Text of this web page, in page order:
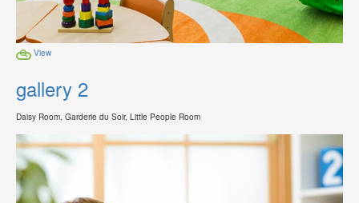
View
gallery 2
Daisy Room, Garderie du Soir, Little People Room